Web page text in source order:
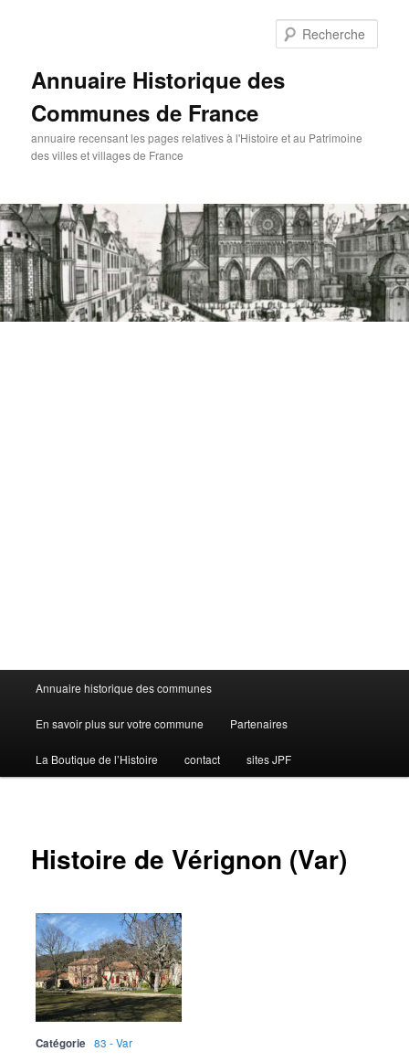
Annuaire Historique des
Communes de France
annuaire recensant les pages relatives à l'Histoire et au Patrimoine
des villes et villages de France
Menu
principal
Annuaire historique des communes
En savoir plus sur votre commune Partenaires
La Boutique de l’Histoire contact sites JPF
Histoire de Vérignon (Var)
Catégorie
83 - Var